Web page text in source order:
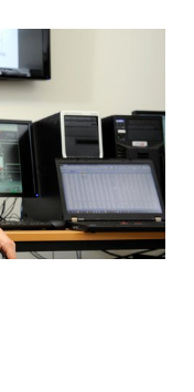
l'infobulle